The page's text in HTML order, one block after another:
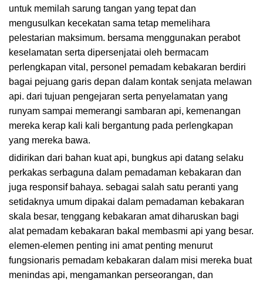
untuk memilah sarung tangan yang tepat dan
mengusulkan kecekatan sama tetap memelihara
pelestarian maksimum. bersama menggunakan perabot
keselamatan serta dipersenjatai oleh bermacam
perlengkapan vital, personel pemadam kebakaran berdiri
bagai pejuang garis depan dalam kontak senjata melawan
api. dari tujuan pengejaran serta penyelamatan yang
runyam sampai memerangi sambaran api, kemenangan
mereka kerap kali kali bergantung pada perlengkapan
yang mereka bawa.
didirikan dari bahan kuat api, bungkus api datang selaku
perkakas serbaguna dalam pemadaman kebakaran dan
juga responsif bahaya. sebagai salah satu peranti yang
setidaknya umum dipakai dalam pemadaman kebakaran
skala besar, tenggang kebakaran amat diharuskan bagi
alat pemadam kebakaran bakal membasmi api yang besar.
elemen-elemen penting ini amat penting menurut
fungsionaris pemadam kebakaran dalam misi mereka buat
menindas api, mengamankan perseorangan, dan